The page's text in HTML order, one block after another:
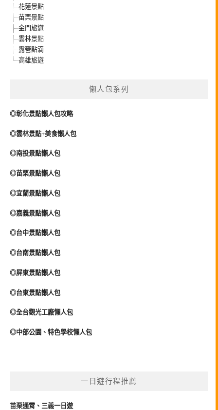
花蓮景點
苗栗景點
金門旅遊
雲林景點
露營點滴
高雄旅遊
懶人包系列
◎彰化景點懶人包攻略
◎雲林景點+美食懶人包
◎南投景點懶人包
◎苗栗景點懶人包
◎宜蘭景點懶人包
◎嘉義景點懶人包
◎台中景點懶人包
◎台南景點懶人包
◎屏東景點懶人包
◎台東景點懶人包
◎全台觀光工廠懶人包
◎中部公園、特色學校懶人包
一日遊行程推薦
苗栗通霄、三義一日遊